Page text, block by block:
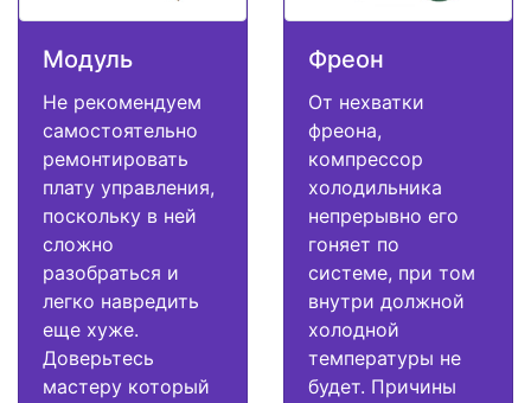
Модуль
Не рекомендуем
самостоятельно
ремонтировать
плату управления,
поскольку в ней
сложно
разобраться и
легко навредить
еще хуже.
Доверьтесь
мастеру который
Фреон
От нехватки
фреона,
компрессор
холодильника
непрерывно его
гоняет по
системе, при том
внутри должной
холодной
температуры не
будет. Причины